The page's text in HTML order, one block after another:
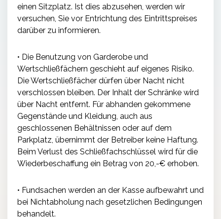
einen Sitzplatz. Ist dies abzusehen, werden wir
versuchen, Sie vor Entrichtung des Eintrittspreises
darüber zu informieren.
• Die Benutzung von Garderobe und
Wertschließfächern geschieht auf eigenes Risiko.
Die Wertschließfächer dürfen über Nacht nicht
verschlossen bleiben. Der Inhalt der Schränke wird
über Nacht entfernt. Für abhanden gekommene
Gegenstände und Kleidung, auch aus
geschlossenen Behältnissen oder auf dem
Parkplatz, übernimmt der Betreiber keine Haftung.
Beim Verlust des Schließfachschlüssel wird für die
Wiederbeschaffung ein Betrag von 20,-€ erhoben.
• Fundsachen werden an der Kasse aufbewahrt und
bei Nichtabholung nach gesetzlichen Bedingungen
behandelt.